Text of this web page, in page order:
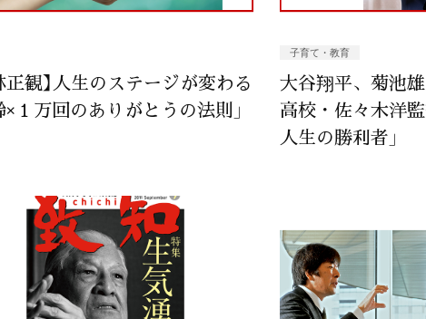
正観】人生のステージが変わる
×１万回のありがとうの法則」
子育て・教育
大谷翔平、菊池
高校・佐々木洋
人生の勝利者」